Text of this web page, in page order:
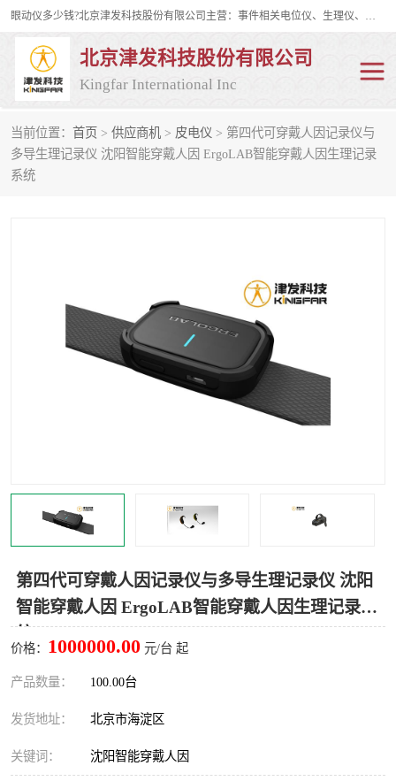
眼动仪多少钱?北京津发科技股份有限公司主营：事件相关电位仪、生理仪、肌电仪、脑电仪、皮电仪、眼动仪；是国家级高新技术企业、科技部认定的科技型中小企业和中关村高新技术企业，具备保密资格，具备自主进出口经营权；自主研发技术、产品与服务荣获多项省部级科学技术奖励、国家发明专利、国家软件著作权和省部级新技术新产品（服务）认证。
北京津发科技股份有限公司
Kingfar International Inc
当前位置： 首页 > 供应商机 > 皮电仪 > 第四代可穿戴人因记录仪与
多导生理记录仪 沈阳智能穿戴人因 ErgoLAB智能穿戴人因生理记录
系统
第四代可穿戴人因记录仪与多导生理记录仪 沈阳
智能穿戴人因 ErgoLAB智能穿戴人因生理记录系
价格： 1000000.00 元/台 起
产品数量： 100.00台
发货地址： 北京市海淀区
关键词： 沈阳智能穿戴人因
皮电仪 脑电仪
动作捕捉与生物力学
情绪与生理记录 人机交互实验室
神经营销与消费行为实验 车俩与驾驶模拟
人因测评专家系统